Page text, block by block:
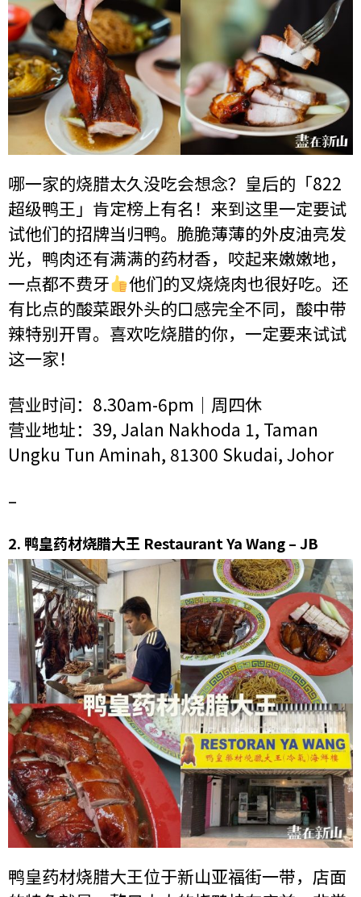
哪一家的烧腊太久没吃会想念？皇后的「822
超级鸭王」肯定榜上有名！来到这里一定要试
试他们的招牌当归鸭。脆脆薄薄的外皮油亮发
光，鸭肉还有满满的药材香，咬起来嫩嫩地，
一点都不费牙
他们的叉烧烧肉也很好吃。还
有比点的酸菜跟外头的口感完全不同，酸中带
辣特别开胃。喜欢吃烧腊的你，一定要来试试
这一家！
营业时间：8.30am-6pm｜周四休
营业地址：39, Jalan Nakhoda 1, Taman
Ungku Tun Aminah, 81300 Skudai, Johor
–
2. 鸭皇药材烧腊大王 Restaurant Ya Wang – JB
鸭皇药材烧腊大王位于新山亚福街一带，店面